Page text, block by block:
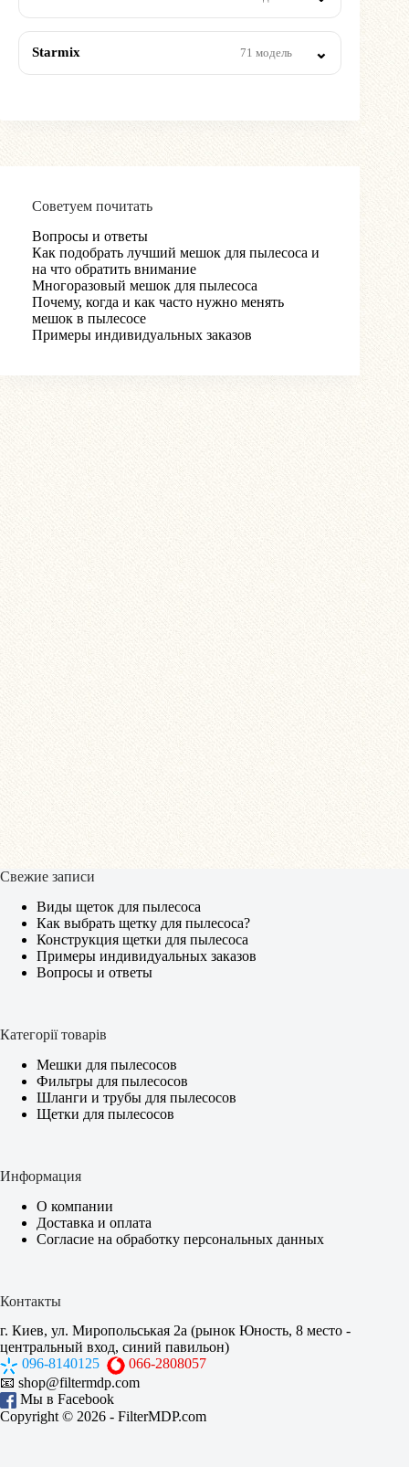
Starmix 71 модель
Советуем почитать
Вопросы и ответы
Как подобрать лучший мешок для пылесоса и
на что обратить внимание
Многоразовый мешок для пылесоса
Почему, когда и как часто нужно менять
мешок в пылесосе
Примеры индивидуальных заказов
Свежие записи
Виды щеток для пылесоса
Как выбрать щетку для пылесоса?
Конструкция щетки для пылесоса
Примеры индивидуальных заказов
Вопросы и ответы
Категорії товарів
Мешки для пылесосов
Фильтры для пылесосов
Шланги и трубы для пылесосов
Щетки для пылесосов
Информация
О компании
Доставка и оплата
Согласие на обработку персональных данных
Контакты
г. Киев, ул. Миропольськая 2а (рынок Юность, 8 место -
центральный вход, синий павильон)
096-8140125
066-2808057
📧 shop@filtermdp.com
Мы в Facebook
Copyright © 2026 - FilterMDP.com